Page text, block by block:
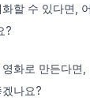
할 수 있다면,
?
화로 만든다면
나요?